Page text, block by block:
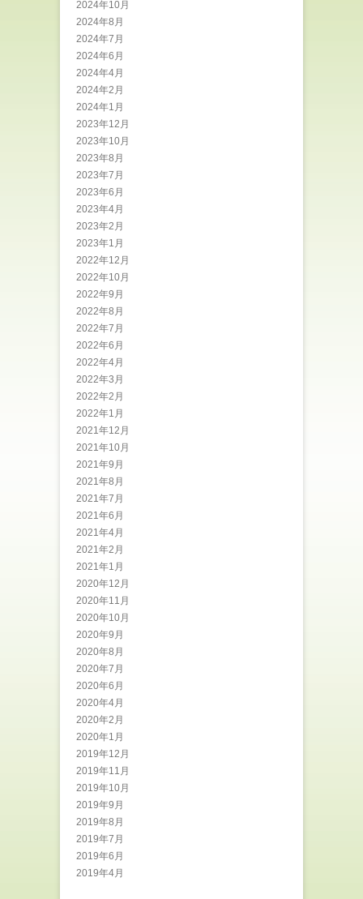
2024年10月
2024年8月
2024年7月
2024年6月
2024年4月
2024年2月
2024年1月
2023年12月
2023年10月
2023年8月
2023年7月
2023年6月
2023年4月
2023年2月
2023年1月
2022年12月
2022年10月
2022年9月
2022年8月
2022年7月
2022年6月
2022年4月
2022年3月
2022年2月
2022年1月
2021年12月
2021年10月
2021年9月
2021年8月
2021年7月
2021年6月
2021年4月
2021年2月
2021年1月
2020年12月
2020年11月
2020年10月
2020年9月
2020年8月
2020年7月
2020年6月
2020年4月
2020年2月
2020年1月
2019年12月
2019年11月
2019年10月
2019年9月
2019年8月
2019年7月
2019年6月
2019年4月